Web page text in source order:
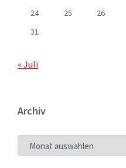
24
25 26
31
« Juli
Archiv
ARCHIV